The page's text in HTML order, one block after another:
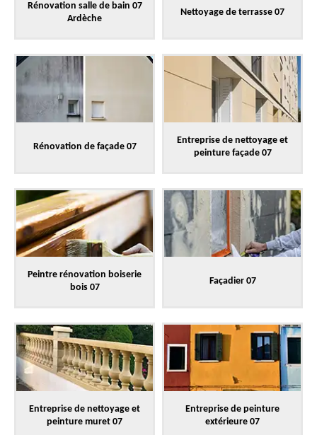
Rénovation salle de bain 07
Ardèche
Nettoyage de terrasse 07
Rénovation de façade 07
Entreprise de nettoyage et
peinture façade 07
Peintre rénovation boiserie
bois 07
Façadier 07
Entreprise de nettoyage et
peinture muret 07
Entreprise de peinture
extérieure 07